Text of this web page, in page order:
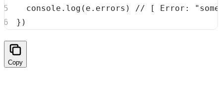
console . log ( e . errors )
// [ Error:
} )
Copy